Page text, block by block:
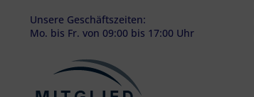
Unsere Geschäftszeiten:
Mo. bis Fr. von 09:00 bis 17:00 Uhr